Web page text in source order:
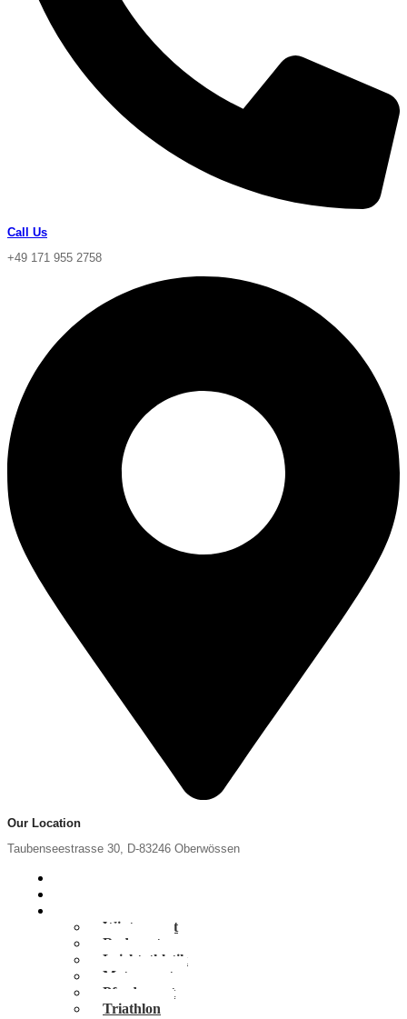
Call Us
+49 171 955 2758
Our Location
Taubenseestrasse 30, D-83246 Oberwössen
Wintersport
Radsport
Leichtathletik
Motorsport
Pferdesport
Triathlon